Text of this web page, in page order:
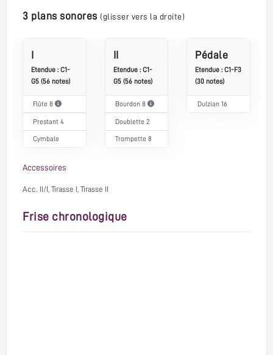
3 plans sonores (glisser vers la droite)
I
Etendue : C1-
G5 (56 notes)
Flûte 8
Prestant 4
Cymbale
II
Etendue : C1-
G5 (56 notes)
Bourdon 8
Doublette 2
Trompette 8
Pédale
Etendue : C1-F3
(30 notes)
Dulzian 16
Accessoires
Acc. II/I, Tirasse I, Tirasse II
Frise chronologique